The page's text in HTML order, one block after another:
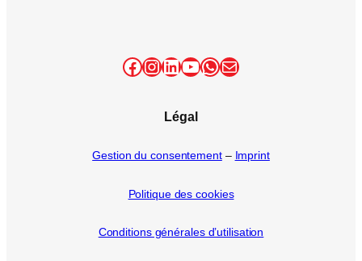
Facebook
Instagram
LinkedIn
YouTube
WhatsApp
E-mail
Légal
Gestion du consentement– Imprint
Politique des cookies
Conditions générales d’utilisation